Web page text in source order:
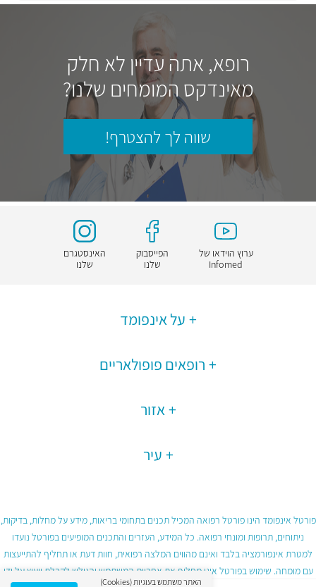
רופא, אתה עדיין לא חלק
מאינדקס המומחים שלנו?
שווה לך להצטרף!
ערוץ הוידאו של
Infomed
הפייסבוק
שלנו
האינסטגרם
שלנו
על אינפומד
רופאים פופולאריים
אזור
עיר
פורטל אינפומד הינו פורטל רפואה המכיל תכנים בתחומי בריאות, מידע על מחלות, בדיקות,
ניתוחים, תרופות ומונחי רפואה. כל המידע, העזרים והתכנים המופיעים בפורטל נועדו
למטרת אינפורמציה בלבד ואינם מהווים המלצה רפואית, חוות דעת או תחליף להתייעצות
עם מומחה. שימוש בפורטל אינו מחליף את אחריות המשתמש והגולש לקבלת ייעוץ על ידי
האתר משתמש בעוגיות (Cookies)